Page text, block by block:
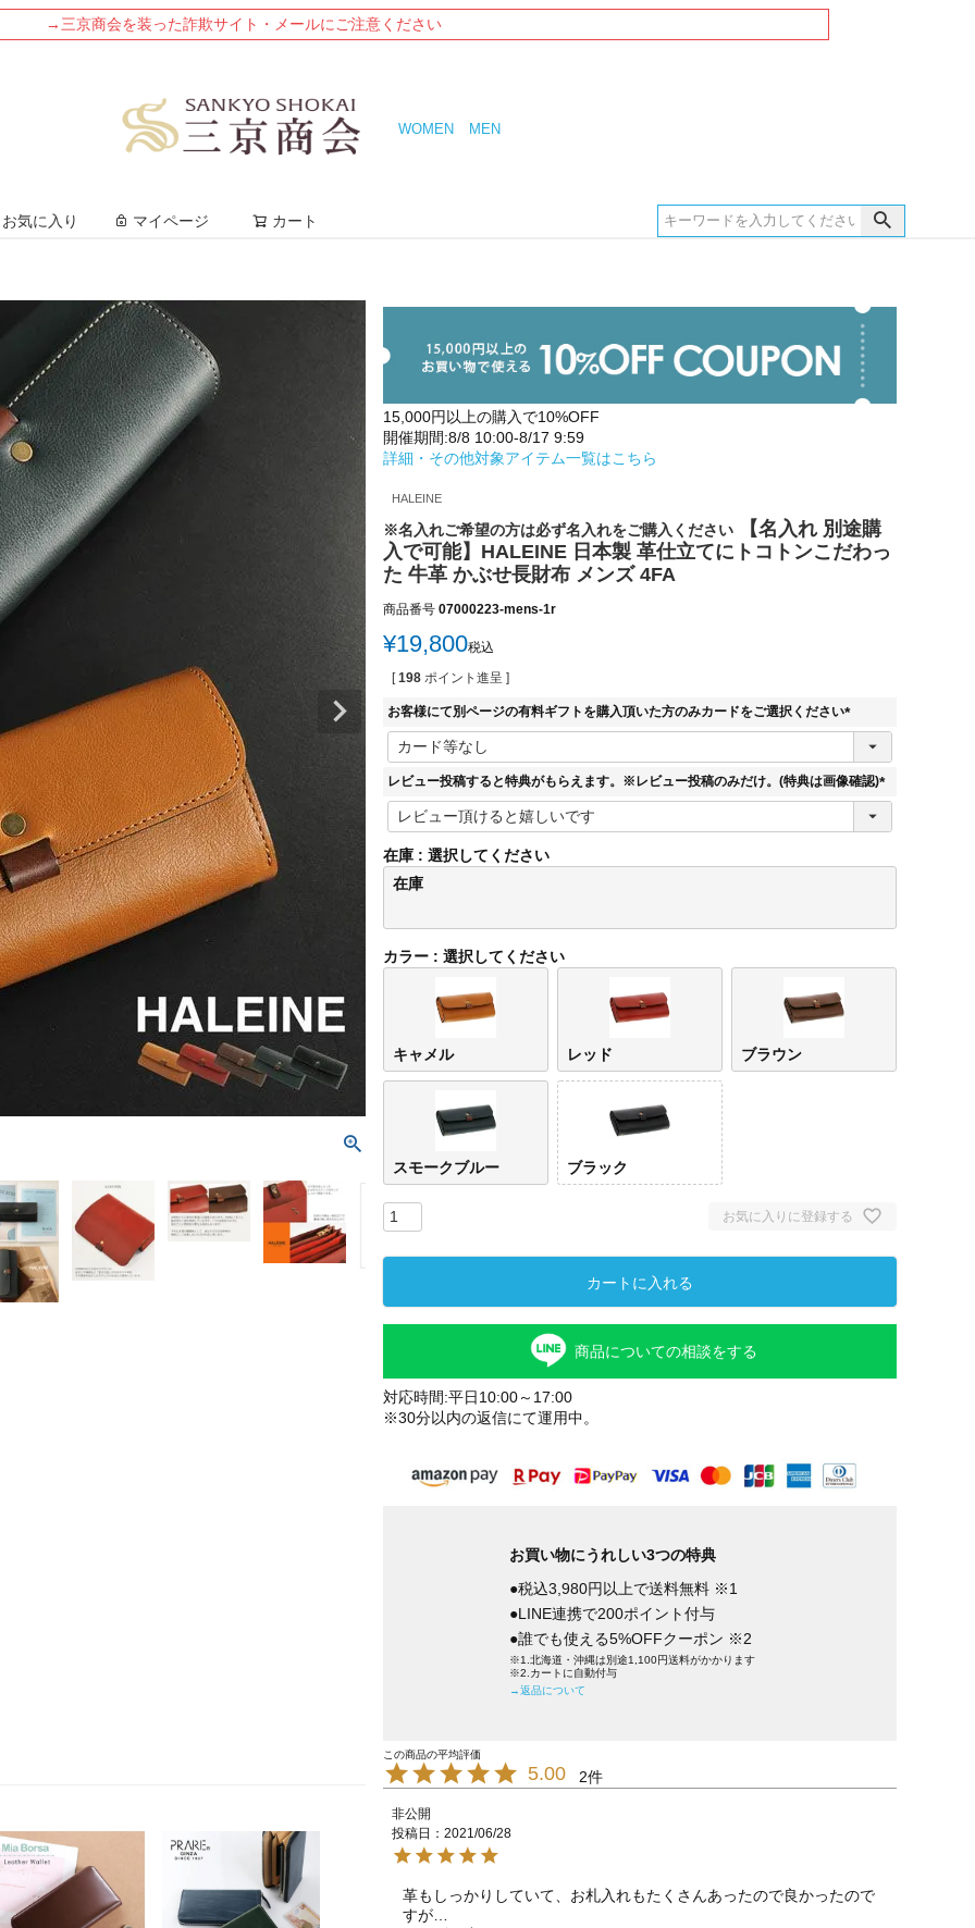
→三京商会を装った詐欺サイト・メールにご注意ください
WOMEN MEN
お気に入り マイページ カート
15,000円以上の購入で10%OFF
開催期間:8/8 10:00-8/17 9:59
詳細・その他対象アイテム一覧はこちら
HALEINE
※名入れご希望の方は必ず名入れをご購入ください
【名入れ 別途購
入で可能】HALEINE 日本製 革仕立てにトコトンこだわっ
た 牛革 かぶせ長財布 メンズ 4FA
商品番号 07000223-mens-1r
¥19,800税込
[ 198 ポイント進呈 ]
お客様にて別ページの有料ギフトを購入頂いた方のみカードをご選択ください
(
須
レビュー投稿すると特典がもらえます。※レビュー投稿のみだけ。(特典は画像確認)
(
)
在庫
選択してください
在庫
カラー 選択してください
キャメル レッド ブラウン
スモークブルー ブラック
お気に入りに登録する
カートに入れる
商品についての相談をする
対応時間:平日10:00～17:00
※30分以内の返信にて運用中。
お買い物にうれしい3つの特典
●税込3,980円以上で送料無料 ※1
●LINE連携で200ポイント付与
●誰でも使える5%OFFクーポン ※2
※1.北海道・沖縄は別途1,100円送料がかかります
※2.カートに自動付与
→返品について
5.00 2
非公開
投稿日
2021/06/28
革もしっかりしていて、お札入れもたくさんあったので良かったので
すが…